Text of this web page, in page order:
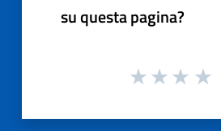
su questa pagina?